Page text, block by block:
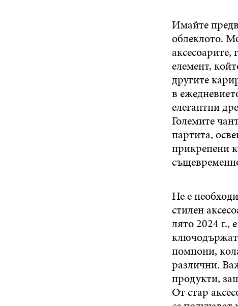
Имайте
облеклото.
елемент,
другите
в
елегантни
Големите
партита,
прикрепени
Не е
стилен
лято 2024 г.,
помпони,
различни.
продукти,
От стар